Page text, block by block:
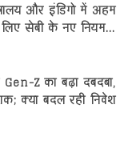
और इंडिगो में अहम
सेबी के नए नियम...
Gen-Z का बढ़ा दबदबा,
क्या बदल रही निवेश